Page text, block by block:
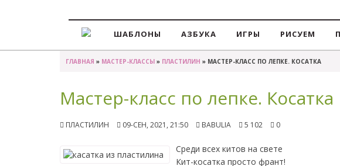
ШАБЛОНЫ АЗБУКА ИГРЫ РИСУЕМ
ГЛАВНАЯ » МАСТЕР-КЛАССЫ » ПЛАСТИЛИН » МАСТЕР-КЛАСС ПО ЛЕПКЕ. КОСАТКА
Мастер-класс по лепке. Косатка
ПЛАСТИЛИН 09-СЕН, 2021, 21:50 BABULIA 5 102 0
Среди всех китов на свете
Кит-косатка просто франт!